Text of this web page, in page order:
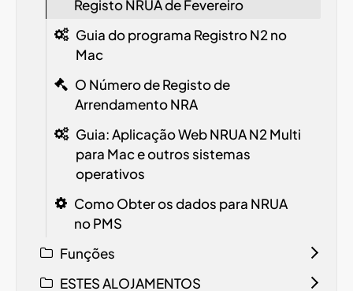
Registo NRUA de Fevereiro
Guia do programa Registro N2 no
Mac
O Número de Registo de
ArrendamentoNRA
Guia: Aplicação Web NRUA N2 Multi
para Mac e outros sistemas
operativos
Como Obter os dados para NRUA
no PMS
Funções
ESTES ALOJAMENTOS